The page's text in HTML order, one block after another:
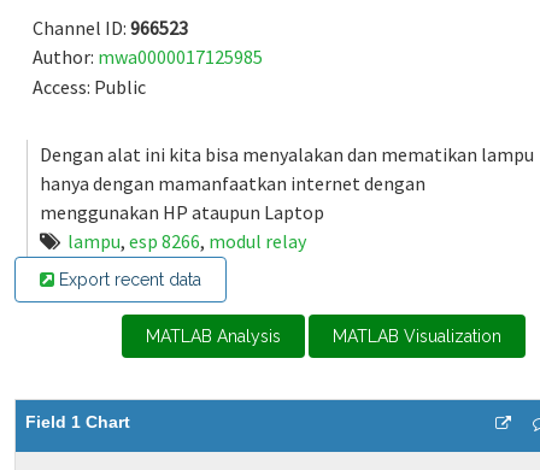
Channel ID: 966523
Author: mwa0000017125985
Access: Public
Dengan alat ini kita bisa menyalakan dan mematikan lampu
hanya dengan mamanfaatkan internet dengan
menggunakan HP ataupun Laptop
lampu, esp 8266, modul relay
Export recent data
MATLAB Analysis MATLAB Visualization
Field 1 Chart